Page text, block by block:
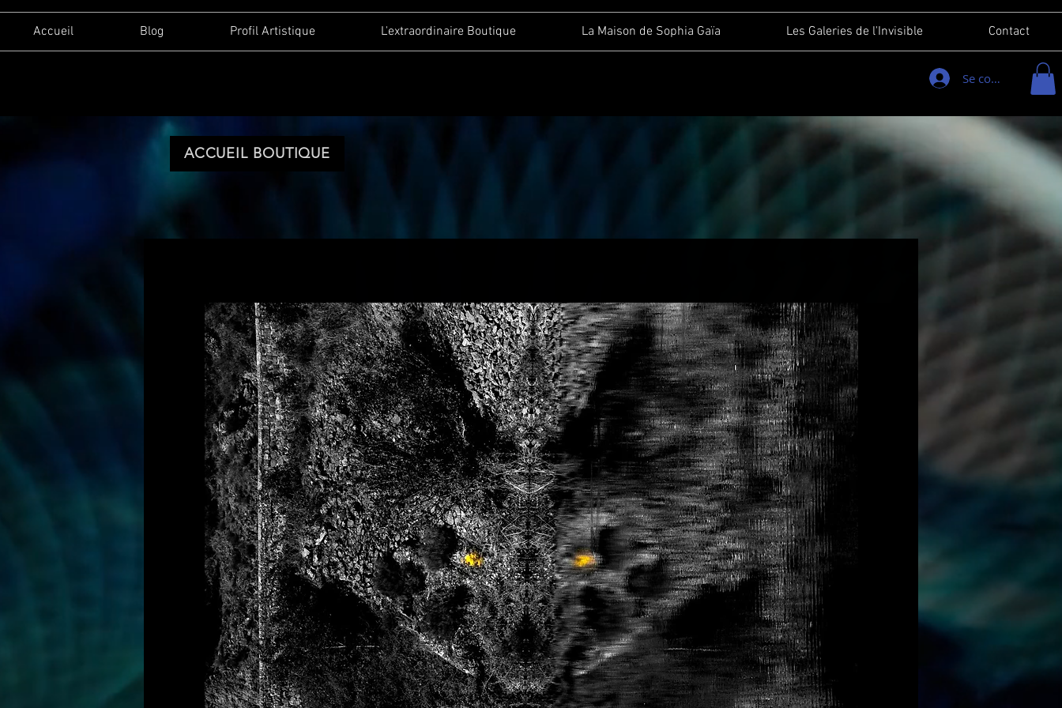
Accueil Blog Profil Artistique L'extraordinaire Boutique La Maison de Sophia Gaïa Les Galeries de l'Invisible Contact
Se connecter
ACCUEIL BOUTIQUE